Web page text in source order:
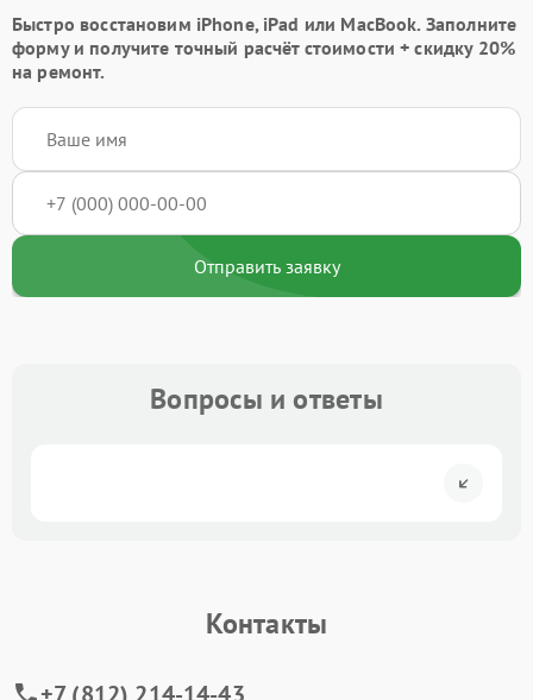
Быстро восстановим iPhone, iPad или MacBook. Заполните
формуи получите точный расчёт стоимости +скидку 20%
на ремонт.
Отправить заявку
Вопросы и ответы
Контакты